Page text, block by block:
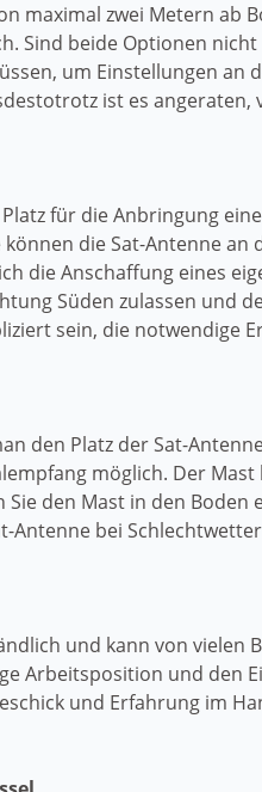
maximal zwei Metern ab
Sind beide Optionen
um Einstellungen
ist es
für die Anbringung
die Sat-Antenne
die Anschaffung eines
Süden zulassen und
sein, die notwendige
den Platz der Sat-
möglich. Der
den Mast in den
Antenne bei
und kann von
Arbeitsposition und
und Erfahrung im